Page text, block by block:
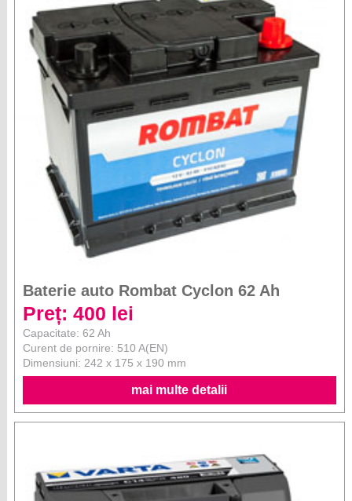
Baterie auto Rombat Cyclon 62 Ah
Preț: 400 lei
Capacitate: 62 Ah
Curent de pornire: 510 A(EN)
Dimensiuni: 242 x 175 x 190 mm
mai multe detalii